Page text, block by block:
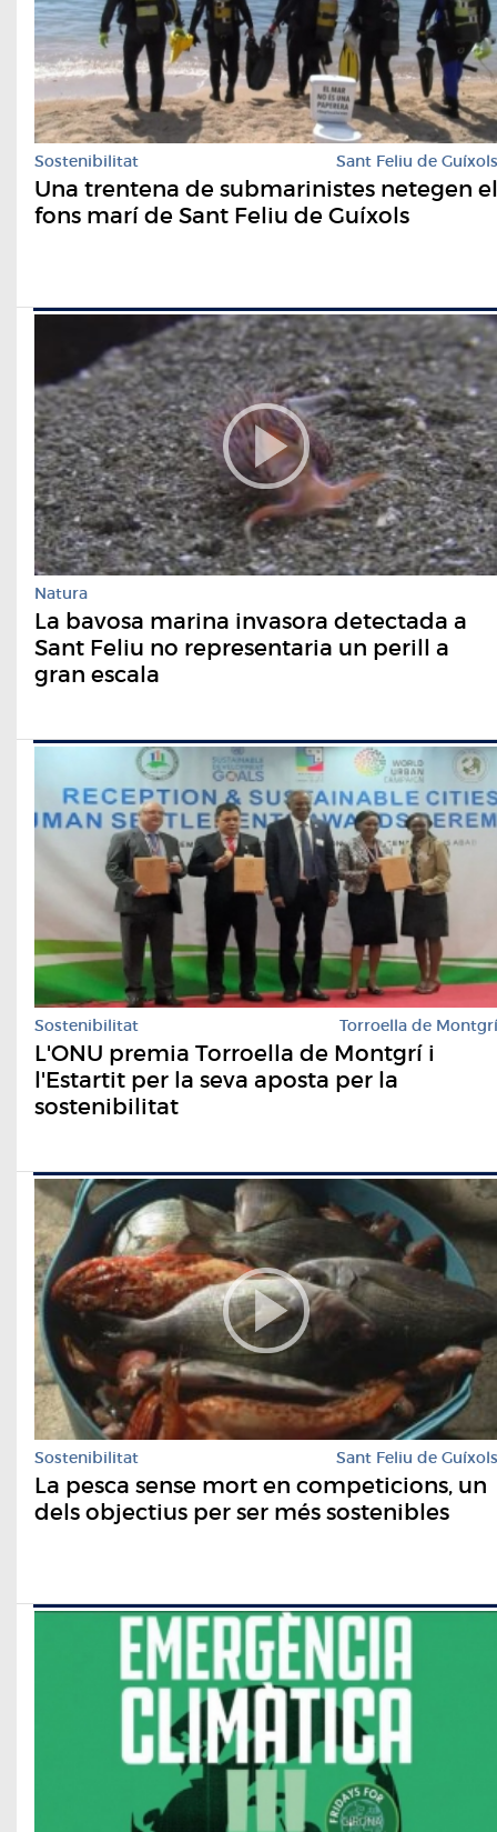
Sostenibilitat Sant Feliu de Guíxols
Una trentena de submarinistes netegen el
fons marí de Sant Feliu de Guíxols
Natura
La bavosa marina invasora detectada a
Sant Feliu no representaria un perill a
gran escala
Sostenibilitat Torroella de Montgrí
L'ONU premia Torroella de Montgrí i
l'Estartit per la seva aposta per la
sostenibilitat
Sostenibilitat Sant Feliu de Guíxols
La pesca sense mort en competicions, un
dels objectius per ser més sostenibles